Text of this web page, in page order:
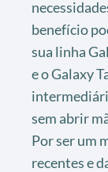
benefício
sua linha
e o Galaxy
sem abrir
Por ser um
recentes e